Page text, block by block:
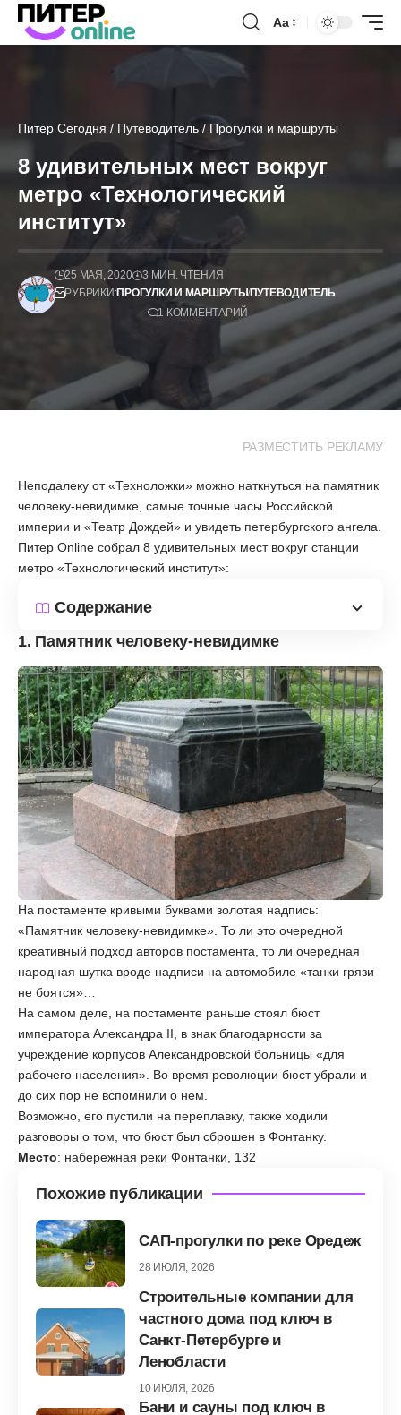
Аа
Питер Сегодня / Путеводитель /Прогулки и маршруты
8 удивительных мест вокруг
метро «Технологический
институт»
25 МАЯ, 2020
3 МИН. ЧТЕНИЯ
РУБРИКИ:ПРОГУЛКИ И МАРШРУТЫПУТЕВОДИТЕЛЬ
1 КОММЕНТАРИЙ
РАЗМЕСТИТЬ РЕКЛАМУ
Неподалеку от «Техноложки» можно наткнуться на памятник
человеку-невидимке, самые точные часы Российской
империи и «Театр Дождей» и увидеть петербургского ангела.
Питер Online собрал 8 удивительных мест вокруг станции
метро «Технологический институт»:
Содержание
1. Памятник человеку-невидимке
На постаменте кривыми буквами золотая надпись:
«Памятник человеку-невидимке». То ли это очередной
креативный подход авторов постамента, то ли очередная
народная шутка вроде надписи на автомобиле «танки грязи
не боятся»…
На самом деле, на постаменте раньше стоял бюст
императора Александра II, в знак благодарности за
учреждение корпусов Александровской больницы «для
рабочего населения». Во время революции бюст убрали и
до сих пор не вспомнили о нем.
Возможно, его пустили на переплавку, также ходили
разговоры о том, что бюст был сброшен в Фонтанку.
Место: набережная реки Фонтанки, 132
Похожие публикации
САП-прогулки по реке Оредеж
28 ИЮЛЯ, 2026
Строительные компании для
частного дома под ключ в
Санкт-Петербурге и
Ленобласти
10 ИЮЛЯ, 2026
Бани и сауны под ключ в